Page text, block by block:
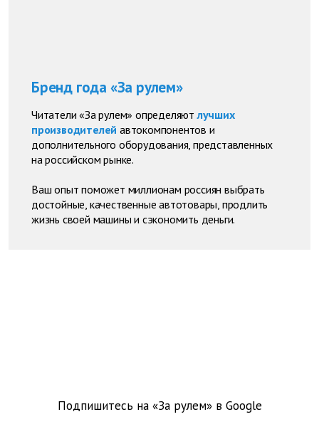
Бренд года «За рулем»
Читатели «За рулем» определяют лучших
производителей автокомпонентов и
дополнительного оборудования, представленных
на российском рынке.
Ваш опыт поможет миллионам россиян выбрать
достойные, качественные автотовары, продлить
жизнь своей машины и сэкономить деньги.
Подпишитесь на «За рулем» в Google